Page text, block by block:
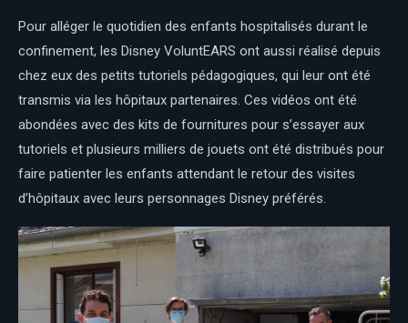
Pour alléger le quotidien des enfants hospitalisés durant le
confinement, les Disney VoluntEARS ont aussi réalisé depuis
chez eux des petits tutoriels pédagogiques, qui leur ont été
transmis via les hôpitaux partenaires. Ces vidéos ont été
abondées avec des kits de fournitures pour s’essayer aux
tutoriels et plusieurs milliers de jouets ont été distribués pour
faire patienter les enfants attendant le retour des visites
d’hôpitaux avec leurs personnages Disney préférés.